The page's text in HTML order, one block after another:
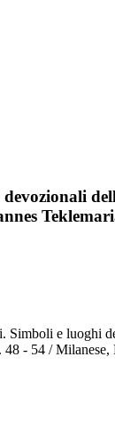
e luoghi
- 54 /